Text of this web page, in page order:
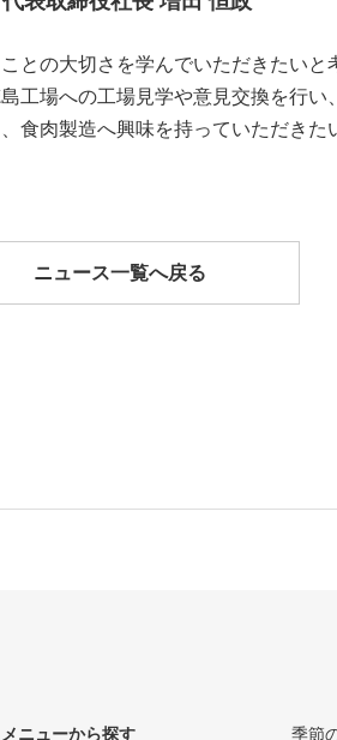
との大切さを学んでいただきたいと
工場への工場見学や意見交換を行い
食肉製造へ興味を持っていただきた
ニュース一覧へ戻る
メニューから探す 季節